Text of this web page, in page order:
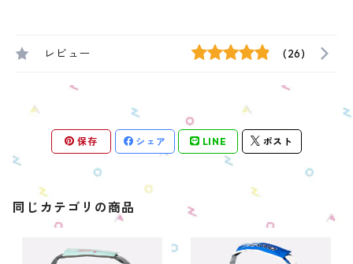
レビュー (26)
保存 シェア LINE ポスト
同じカテゴリの商品